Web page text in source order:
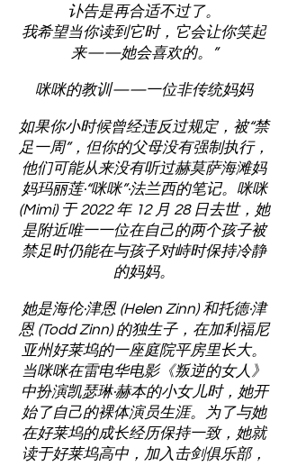
讣告是再合适不过了。
我希望当你读到它时，它会让你笑起
来——她会喜欢的。”
咪咪的教训——一位非传统妈妈
如果你小时候曾经违反过规定，被“禁
足一周”，但你的父母没有强制执行，
他们可能从来没有听过赫莫萨海滩妈
妈玛丽莲·“咪咪”·法兰西的笔记。咪咪
(Mimi) 于 2022 年 12 月 28 日去世，她
是附近唯一一位在自己的两个孩子被
禁足时仍能在与孩子对峙时保持冷静
的妈妈。
她是海伦·津恩 (Helen Zinn) 和托德·津
恩 (Todd Zinn) 的独生子，在加利福尼
亚州好莱坞的一座庭院平房里长大。
当咪咪在雷电华电影《叛逆的女人》
中扮演凯瑟琳·赫本的小女儿时，她开
始了自己的裸体演员生涯。为了与她
在好莱坞的成长经历保持一致，她就
读于好莱坞高中，加入击剑俱乐部，